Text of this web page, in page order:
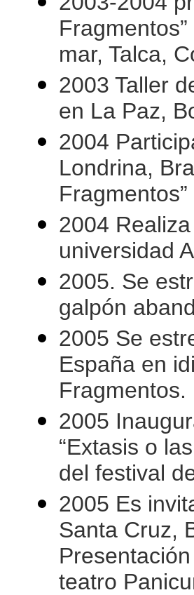
mar, Talca,
2003 Taller
en La Paz,
2004
Londrina,
Fragmentos”
2004
universidad
2005. Se
galpón
2005 Se
España en
Fragmentos.
2005
“Extasis o
del festival
2005 Es
Santa Cruz,
teatro